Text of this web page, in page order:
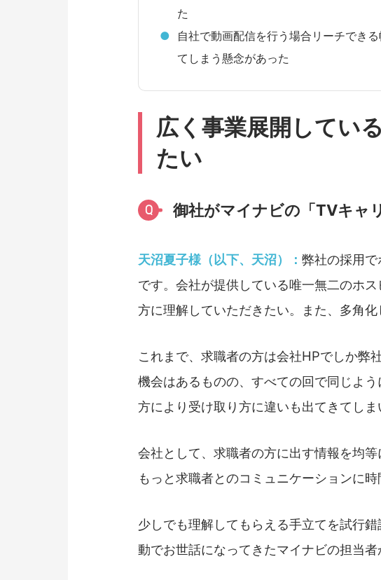
た
自社で動画配信を行う場合リーチでき
てしまう懸念があった
広く事業展開してい
たい
Q 御社がマイナビの「TVキャ
天沼夏子様（以下、天沼）： 弊社の採用
です。会社が提供している唯一無二のホ
方に理解していただきたい。また、多角
これまで、求職者の方は会社HPでしか弊
機会はあるものの、すべての回で同じよ
方により受け取り方に違いも出てきてしま
会社として、求職者の方に出す情報を均
もっと求職者とのコミュニケーションに
少しでも理解してもらえる手立てを試行
動でお世話になってきたマイナビの担当